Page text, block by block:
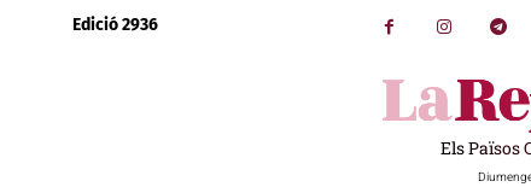
Edició 2936
Els Països